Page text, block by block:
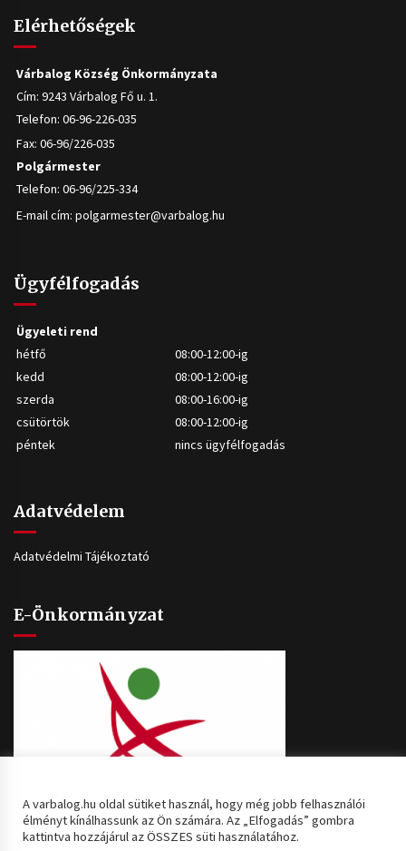
Elérhetőségek
Várbalog Község Önkormányzata
Cím: 9243 Várbalog Fő u. 1.
Telefon: 06-96-226-035
Fax: 06-96/226-035
Polgármester
Telefon: 06-96/225-334
E-mail cím: polgarmester@varbalog.hu
Ügyfélfogadás
Ügyeleti rend
hétfő
08:00-12:00-ig
kedd
08:00-12:00-ig
szerda
08:00-16:00-ig
csütörtök
08:00-12:00-ig
péntek
nincs ügyfélfogadás
Adatvédelem
Adatvédelmi Tájékoztató
E-Önkormányzat
A varbalog.hu oldal sütiket használ, hogy még jobb felhasználói
élményt kínálhassunk az Ön számára. Az „Elfogadás” gombra
kattintva hozzájárul az ÖSSZES süti használatához.